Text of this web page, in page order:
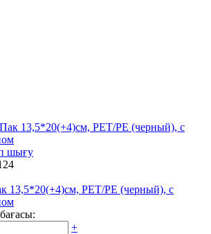
шығу
13,5*20(+4)см, PET/PE (черный), с
+